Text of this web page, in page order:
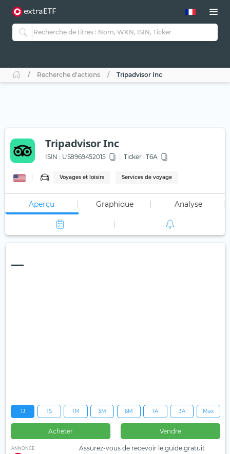
Recherche d'actions Tripadvisor Inc
Tripadvisor Inc
ISIN : US8969452015 Ticker : T6A
Voyages et loisirs Services de voyage
Aperçu Graphique Analyse
—
1J 1S 1M 3M 6M 1A 3A Max
Acheter Vendre
ANNONCE
Assurez-vous de recevoir le guide gratuit